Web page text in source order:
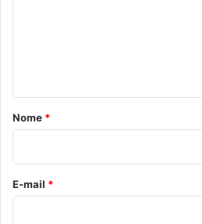
r
o
*
Nome *
E-mail *